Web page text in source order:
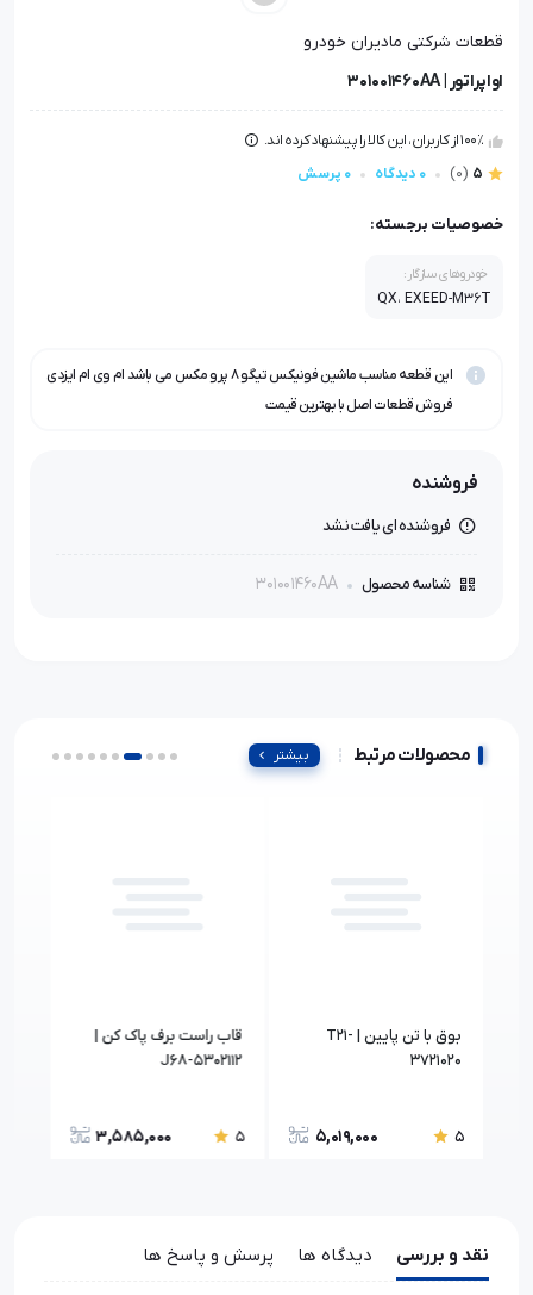
قطعات شرکتی مادیران خودرو
اواپراتور | 301001460AA
100٪ از کاربران، این کالا را پیشنهاد کرده اند.
5
(0) 0 دیدگاه 0 پرسش
خصوصیات برجسته:
خودروهای سازگار:
QX، EXEED-M36T
این قطعه مناسب ماشین فونیکس تیگو ۸ پرو مکس می باشد ام وی ام ایزدی
فروش قطعات اصل با بهترین قیمت
فروشنده
فروشنده ای یافت نشد
شناسه محصول 301001460AA
محصولات مرتبط بیشتر
بوق با تن پايين | T21-
3721020
5
5,019,000
قاب راست برف پاک کن |
J68-5302112
5
3,585,000
نقد و بررسی دیدگاه ها پرسش و پاسخ ها